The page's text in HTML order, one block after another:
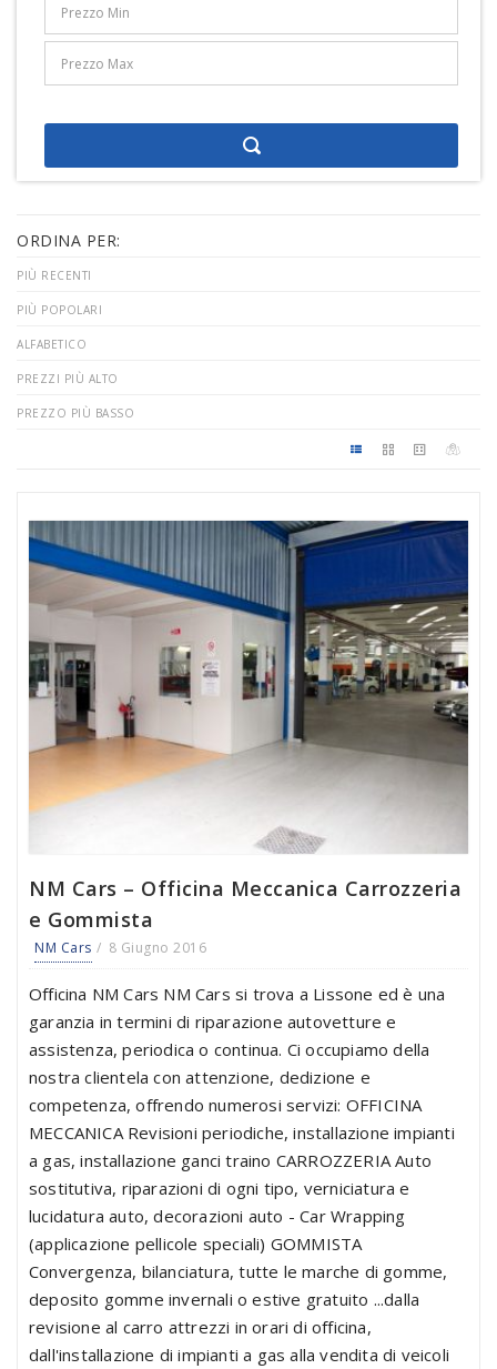
ORDINA PER:
PIÙ RECENTI
PIÙ POPOLARI
ALFABETICO
PREZZI PIÙ ALTO
PREZZO PIÙ BASSO
NM Cars – Officina Meccanica Carrozzeria
e Gommista
NM Cars 8 Giugno 2016
Officina NM Cars NM Cars si trova a Lissone ed è una
garanzia in termini di riparazione autovetture e
assistenza, periodica o continua. Ci occupiamo della
nostra clientela con attenzione, dedizione e
competenza, offrendo numerosi servizi: OFFICINA
MECCANICA Revisioni periodiche, installazione impianti
a gas, installazione ganci traino CARROZZERIA Auto
sostitutiva, riparazioni di ogni tipo, verniciatura e
lucidatura auto, decorazioni auto - Car Wrapping
(applicazione pellicole speciali) GOMMISTA
Convergenza, bilanciatura, tutte le marche di gomme,
deposito gomme invernali o estive gratuito ...dalla
revisione al carro attrezzi in orari di officina,
dall'installazione di impianti a gas alla vendita di veicoli